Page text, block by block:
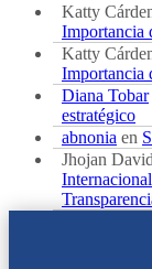
Katty
Importancia
Katty
Importancia
Diana Tobar
estratégico
abnonia en
Jhojan